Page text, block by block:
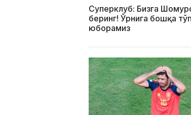
Суперклуб: Бизга
беринг! Ўрнига бошқа
юборамиз